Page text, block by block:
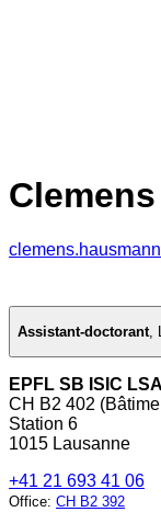
Assistant-doctorant,
EPFL SB ISIC
CH B2 402
Station 6
1015 Lausanne
+41 21 693 41 06
Office: CH B2 392